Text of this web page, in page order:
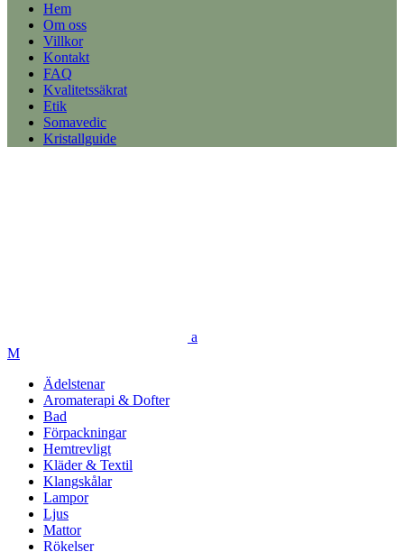
Hem
Om oss
Villkor
Kontakt
FAQ
Kvalitetssäkrat
Etik
Somavedic
Kristallguide
Ädelstenar
Aromaterapi & Dofter
Bad
Förpackningar
Hemtrevligt
Kläder & Textil
Klangskålar
Lampor
Ljus
Mattor
Rökelser